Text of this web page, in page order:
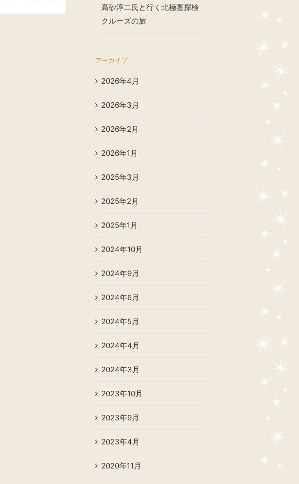
高砂淳二氏と行く北極圏探検
クルーズの旅
アーカイブ
2026年4月
2026年3月
2026年2月
2026年1月
2025年3月
2025年2月
2025年1月
2024年10月
2024年9月
2024年6月
2024年5月
2024年4月
2024年3月
2023年10月
2023年9月
2023年4月
2020年11月